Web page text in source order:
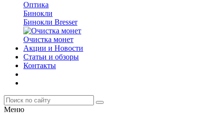
Оптика
Бинокли
Бинокли Bresser
Очистка монет
Акции и Новости
Статьи и обзоры
Контакты
Меню